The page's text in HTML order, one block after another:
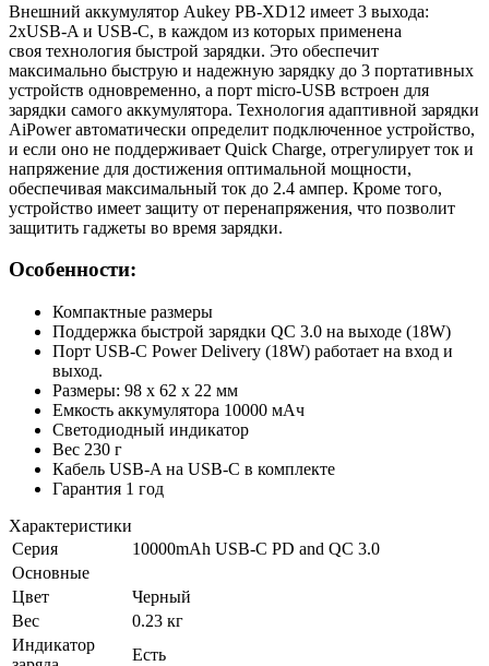
Внешний аккумулятор Aukey PB-XD12 имеет 3 выхода:
2xUSB-A и USB-C, в каждом из которых применена
cвоя технология быстрой зарядки. Это обеспечит
максимально быструю и надежную зарядку до 3 портативных
устройств одновременно, а порт micro-USB встроен для
зарядки самого аккумулятора. Технология адаптивной зарядки
AiPower автоматически определит подключенное устройство,
и если оно не поддерживает Quick Charge, отрегулирует ток и
напряжение для достижения оптимальной мощности,
обеспечивая максимальный ток до 2.4 ампер. Кроме того,
устройство имеет защиту от перенапряжения, что позволит
защитить гаджеты во время зарядки.
Особенности:
Компактные размеры
Поддержка быстрой зарядки QC 3.0 на выходе (18W)
Порт USB-C Power Delivery (18W) работает на вход и
выход.
Размеры: 98 x 62 x 22 мм
Емкость аккумулятора 10000 мАч
Светодиодный индикатор
Вес 230 г
Кабель USB-A на USB-C в комплекте
Гарантия 1 год
Характеристики
Серия
10000mAh USB-C PD and QC 3.0
Основные
Цвет
Черный
Вес
0.23 кг
Индикатор
Есть